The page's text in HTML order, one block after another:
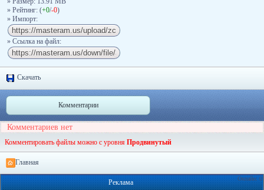
» Рейтинг: (+0/-0)
» Импорт:
» Ссылка на файл:
Скачать
Комментарии
Комментариев нет
Комментировать файлы можно с уровня Продвинутый
Главная
Онлайн: 0
Реклама